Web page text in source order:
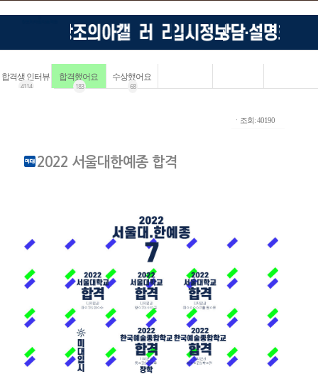
합격생 인터뷰
4114
합격했어요
183
수상했어요
68
ㆍ조회: 40190
2022 서울대한예종 합격